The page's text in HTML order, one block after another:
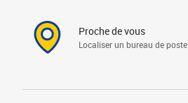
Proche de vous
Localiser un bureau de poste